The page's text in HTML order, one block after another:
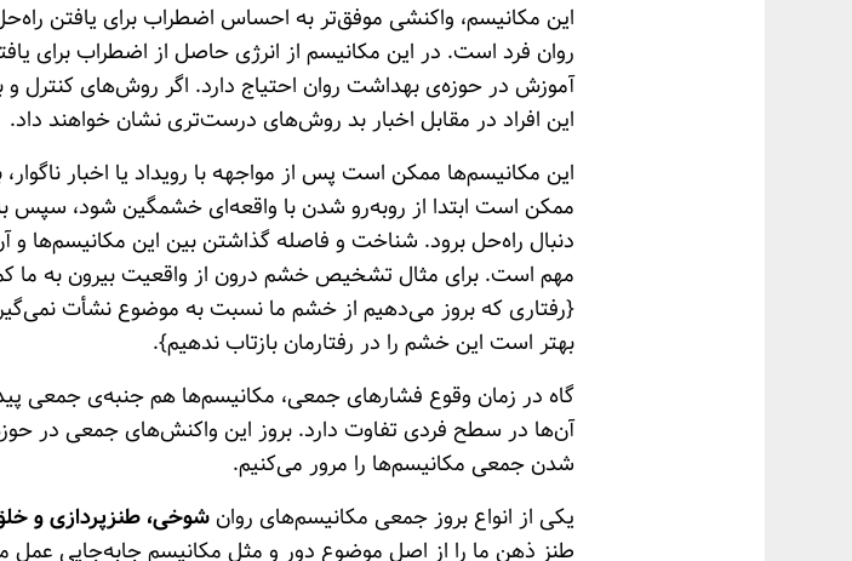
این مکانیسم، واکنشی موفق‌تر به احساس اضطراب برای یافتن
روان فرد است. در این مکانیسم از انرژی حاصل از اضطراب برای
آموزش در حوزه‌ی بهداشت روان احتیاج دارد. اگر روش‌های کنترل
این افراد در مقابل اخبار بد روش‌های درست‌تری نشان خواهند داد.
این مکانیسم‌ها ممکن است پس از مواجهه با رویداد یا اخبار
ممکن است ابتدا از روبه‌رو شدن با واقعه‌ای خشمگین شود، سپس
دنبال راه‌حل برود. شناخت و فاصله گذاشتن بین این مکانیسم‌ها و
مهم است. برای مثال تشخیص خشم درون از واقعیت بیرون به ما
{رفتاری که بروز می‌دهیم از خشم ما نسبت به موضوع نشأت
بهتر است این خشم را در رفتارمان بازتاب ندهیم}.
گاه در زمان وقوع فشارهای جمعی، مکانیسم‌ها هم جنبه‌ی جمعی
آن‌ها در سطح فردی تفاوت دارد. بروز این واکنش‌های جمعی در
شدن جمعی مکانیسم‌ها را مرور می‌کنیم.
یکی از انواع بروز جمعی مکانیسم‌های روانشوخی، طنزپردازی و
طنز ذهن ما را از اصل موضوع دور و مثل مکانیسم جابه‌جایی عمل